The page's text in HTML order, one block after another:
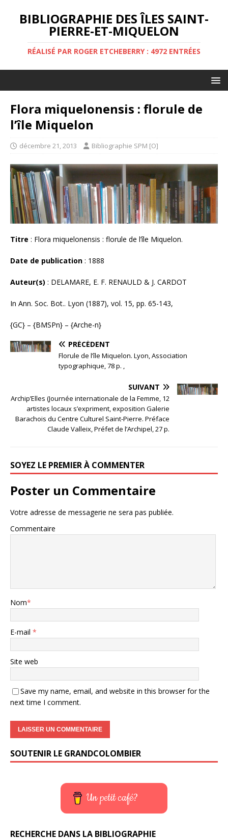
BIBLIOGRAPHIE DES ÎLES SAINT-
PIERRE-ET-MIQUELON
RÉALISÉ PAR ROGER ETCHEBERRY : 4972 ENTRÉES
Flora miquelonensis : florule de
l’île Miquelon
décembre 21, 2013 Bibliographie SPM [O]
Titre : Flora miquelonensis : florule de l’île Miquelon.
Date de publication : 1888
Auteur(s) : DELAMARE, E. F. RENAULD & J. CARDOT
In Ann. Soc. Bot.. Lyon (1887), vol. 15, pp. 65-143,
{GC} – {BMSPn} – {Arche-n}
PRÉCÉDENT
Florule de l’île Miquelon. Lyon, Association
typographique, 78 p. ,
SUIVANT
Archip’Elles (Journée internationale de la Femme, 12
artistes locaux s’expriment, exposition Galerie
Barachois du Centre Culturel Saint-Pierre. Préface
Claude Valleix, Préfet de l’Archipel, 27 p.
SOYEZ LE PREMIER À COMMENTER
Poster un Commentaire
Votre adresse de messagerie ne sera pas publiée.
Commentaire
Nom*
E-mail *
Site web
Save my name, email, and website in this browser for the
next time I comment.
SOUTENIR LE GRANDCOLOMBIER
Un petit café?
RECHERCHE DANS LA BIBLIOGRAPHIE